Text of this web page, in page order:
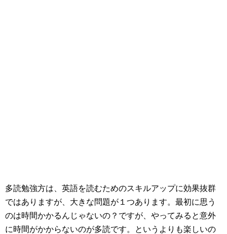
多読勉強方は、英語を読むためのスキルアップに効果抜群
ではありますが、大きな問題が１つあります。最初に思う
のは時間かかるんじゃないの？ですが、やってみると意外
に時間がかからないのが多読です。というよりも楽しいの